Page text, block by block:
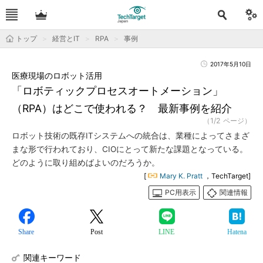
トップ 経営とIT RPA 事例
2017年5月10日
「ロボティックプロセスオートメーション」
（RPA）はどこで使われる？ 最新事例を紹介
医療現場のロボット活用
（1/2 ページ）
ロボット技術の既存ITシステムへの統合は、業種によってさまざ
まな形で行われており、CIOにとって新たな課題となっている。
どのように取り組めばよいのだろうか。
[ Mary K. Pratt ，TechTarget]
PC用表示
関連情報
Share Post LINE Hatena
関連キーワード